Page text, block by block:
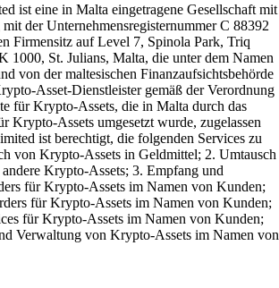
ist eine in Malta eingetragene Gesellschaft mit
der Unternehmensregisternummer C 88392
Firmensitz auf Level 7, Spinola Park, Triq
1000, St. Julians, Malta, die unter dem Namen
von der maltesischen Finanzaufsichtsbehörde
Asset-Dienstleister gemäß der Verordnung
für Krypto-Assets, die in Malta durch das
Krypto-Assets umgesetzt wurde, zugelassen
ist berechtigt, die folgenden Services zu
von Krypto-Assets in Geldmittel; 2. Umtausch
Krypto-Assets; 3. Empfang und
für Krypto-Assets im Namen von Kunden;
für Krypto-Assets im Namen von Kunden;
für Krypto-Assets im Namen von Kunden;
Verwaltung von Krypto-Assets im Namen von